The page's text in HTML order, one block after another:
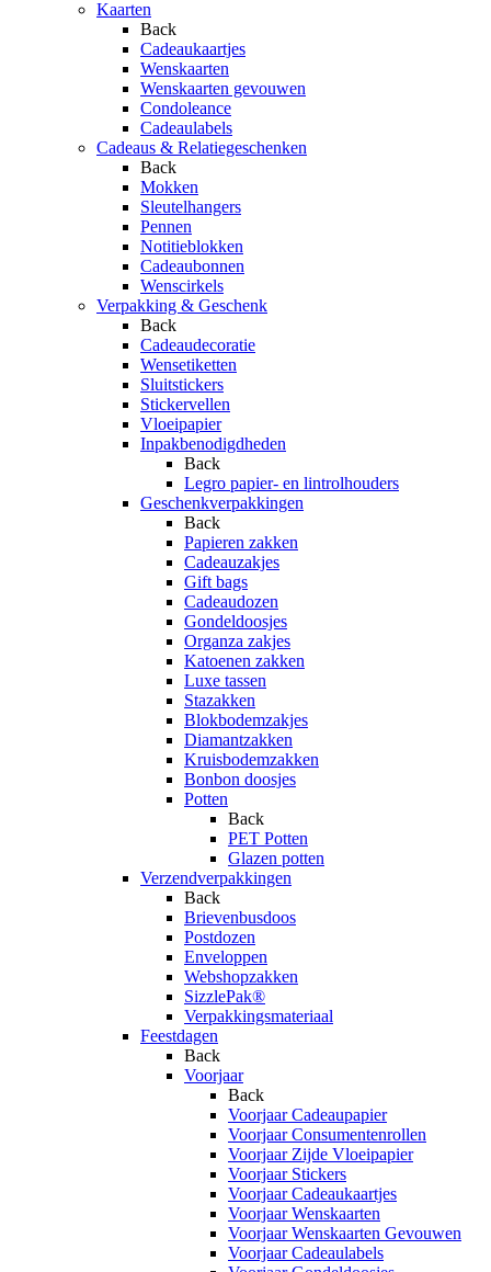
Kaarten
Back
Cadeaukaartjes
Wenskaarten
Wenskaarten gevouwen
Condoleance
Cadeaulabels
Cadeaus & Relatiegeschenken
Back
Mokken
Sleutelhangers
Pennen
Notitieblokken
Cadeaubonnen
Wenscirkels
Verpakking & Geschenk
Back
Cadeaudecoratie
Wensetiketten
Sluitstickers
Stickervellen
Vloeipapier
Inpakbenodigdheden
Back
Legro papier- en lintrolhouders
Geschenkverpakkingen
Back
Papieren zakken
Cadeauzakjes
Gift bags
Cadeaudozen
Gondeldoosjes
Organza zakjes
Katoenen zakken
Luxe tassen
Stazakken
Blokbodemzakjes
Diamantzakken
Kruisbodemzakken
Bonbon doosjes
Potten
Back
PET Potten
Glazen potten
Verzendverpakkingen
Back
Brievenbusdoos
Postdozen
Enveloppen
Webshopzakken
SizzlePak®
Verpakkingsmateriaal
Feestdagen
Back
Voorjaar
Back
Voorjaar Cadeaupapier
Voorjaar Consumentenrollen
Voorjaar Zijde Vloeipapier
Voorjaar Stickers
Voorjaar Cadeaukaartjes
Voorjaar Wenskaarten
Voorjaar Wenskaarten Gevouwen
Voorjaar Cadeaulabels